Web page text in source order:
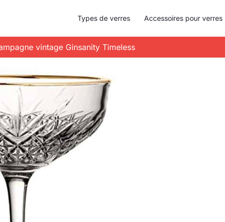
Types de verres Accessoires pour verres
vintage Ginsanity Timeless